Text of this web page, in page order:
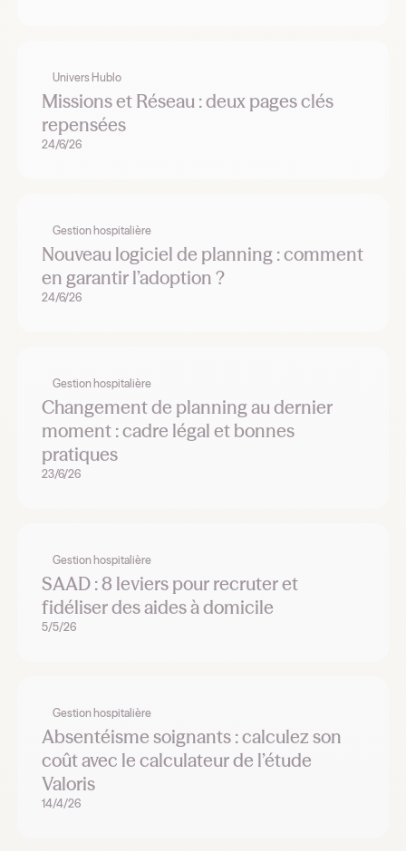
Univers Hublo
Missions et Réseau : deux pages clés
repensées
24/6/26
Gestion hospitalière
Nouveau logiciel de planning : comment
en garantir l’adoption ?
24/6/26
Gestion hospitalière
Changement de planning au dernier
moment : cadre légal et bonnes
pratiques
23/6/26
Gestion hospitalière
SAAD : 8 leviers pour recruter et
fidéliser des aides à domicile
5/5/26
Gestion hospitalière
Absentéisme soignants : calculez son
coût avec le calculateur de l’étude
Valoris
14/4/26